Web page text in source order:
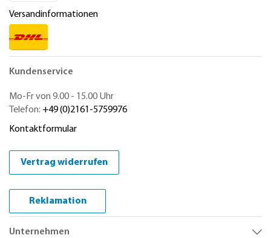
Versandinformationen
Kundenservice
Mo-Fr von 9.00 - 15.00 Uhr
Telefon: +49 (0)2161-5759976
Kontaktformular
Vertrag widerrufen
Reklamation
Unternehmen